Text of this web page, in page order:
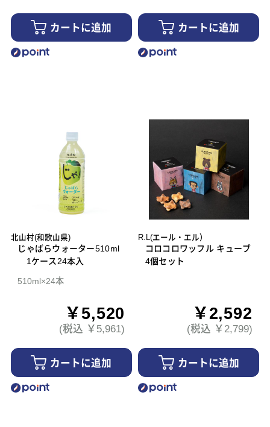
カートに追加 カートに追加
北山村(和歌山県)
じゃばらウォーター510ml
1ケース24本入
510ml×24本
￥5,520
(税込 ￥5,961)
カートに追加
R.L(エール・エル）
コロコロワッフル キューブ
4個セット
￥2,592
(税込 ￥2,799)
カートに追加